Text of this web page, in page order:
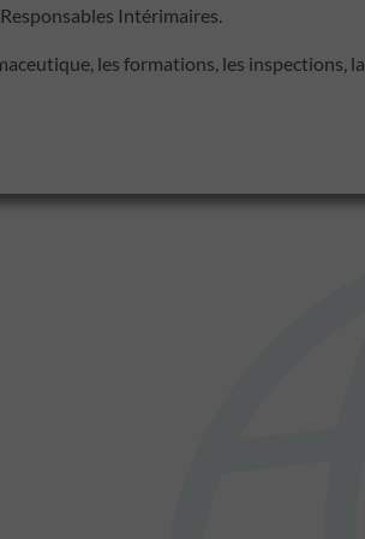
Intérimaires.
les formations, les inspections, la